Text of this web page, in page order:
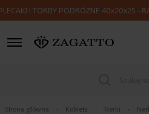
I TORBY PODRÓŻNE 40x20x25 - RABAT
Strona główna Kobieta Nerki